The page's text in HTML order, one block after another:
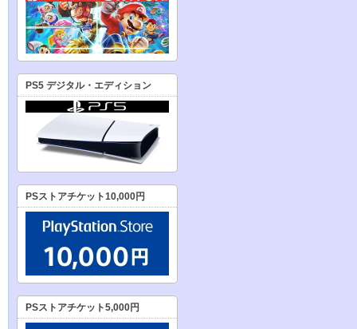
PS5 デジタル・エディション
PSストアチケット10,000円
PSストアチケット5,000円